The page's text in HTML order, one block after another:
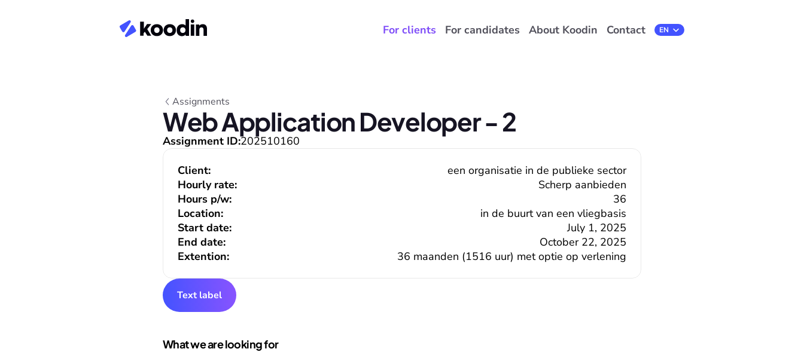
For clients For candidates About Koodin Contact Select Language
EN
Assignments
Web Application Developer - 2
Assignment ID:202510160
Start date:
July 1, 2025
End date:
October 22, 2025
Extention:
36 maanden (1516 uur) met optie op verlening
Client:
een organisatie in de publieke sector
Hourly rate:
Scherp aanbieden
Hours p/w:
36
Location:
in de buurt van een vliegbasis
Text label
What we are looking for